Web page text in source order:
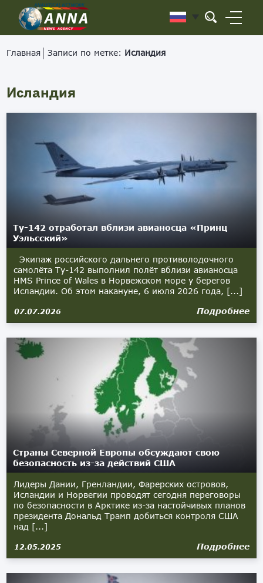
Главная Записи по метке: Исландия
Исландия
Ту-142 отработал вблизи авианосца «Принц
Уэльсский»
Экипаж российского дальнего противолодочного
самолёта Ту-142 выполнил полёт вблизи авианосца
HMS Prince of Wales в Норвежском море у берегов
Исландии. Об этом накануне, 6 июля 2026 года, [...]
07.07.2026 Подробнее
Страны Северной Европы обсуждают свою
безопасность из-за действий США
Лидеры Дании, Гренландии, Фарерских островов,
Исландии и Норвегии проводят сегодня переговоры
по безопасности в Арктике из-за настойчивых планов
президента Дональд Трамп добиться контроля США
над [...]
12.05.2025 Подробнее